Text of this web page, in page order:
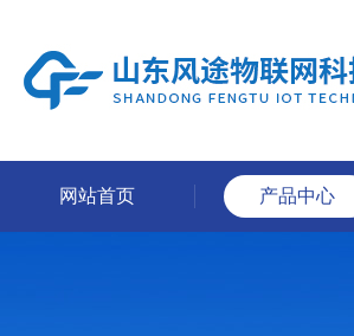
网站首页 产品中心